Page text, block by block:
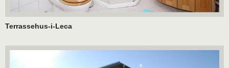
Terrassehus-i-Leca